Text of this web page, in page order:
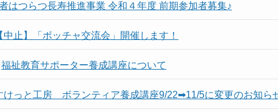
はつらつ長寿推進事業 令和４年度 前期参加者募集♪
中止】「ボッチャ交流会」開催します！
福祉教育サポーター養成講座について
けっと工房 ボランティア養成講座9/22➡11/5に変更のお知ら